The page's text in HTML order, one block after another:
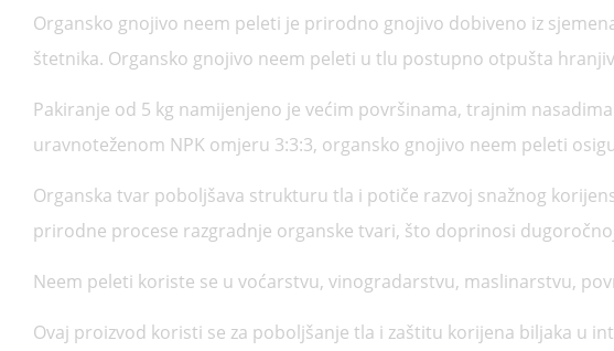
Organsko gnojivo neem peleti je prirodno gnojivo dobiveno iz
štetnika. Organsko gnojivo neem peleti u tlu postupno otpušta
Pakiranje od 5 kg namijenjeno je većim površinama, trajnim
uravnoteženom NPK omjeru 3:3:3, organsko gnojivo neem peleti
Organska tvar poboljšava strukturu tla i potiče razvoj snažnog
prirodne procese razgradnje organske tvari, što doprinosi
Neem peleti koriste se u voćarstvu, vinogradarstvu, maslinarstvu,
Ovaj proizvod koristi se za poboljšanje tla i zaštitu korijena biljaka u